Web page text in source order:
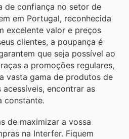
de confiança no setor de
em Portugal, reconhecida
excelente valor e preços
clientes, a poupança é
que seja possível ao
a promoções regulares,
vasta gama de produtos de
encontrar as
constante.
de maximizar a vossa
na Interfer. Fiquem